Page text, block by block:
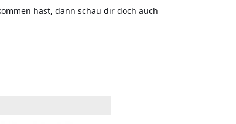
hast, dann schau dir doch auch